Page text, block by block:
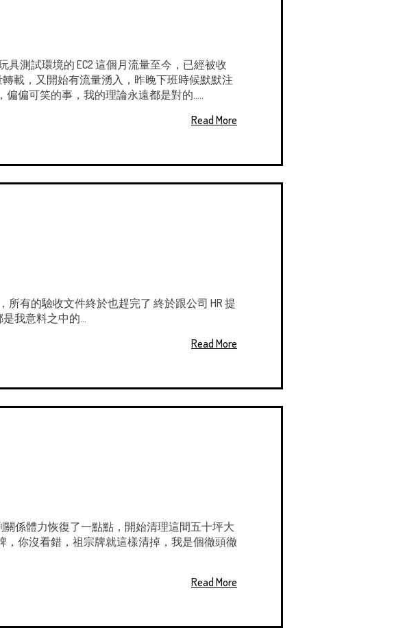
測試環境的 EC2 這個月流量至今，已經被收
載，又開始有流量湧入，昨晚下班時候默默注
偏可笑的事，我的理論永遠都是對的.....
Read More
有的驗收文件終於也趕完了 終於跟公司 HR 提
我意料之中的...
Read More
係體力恢復了一點點，開始清理這間五十坪大
你沒看錯，祖宗牌就這樣清掉，我是個徹頭徹
Read More